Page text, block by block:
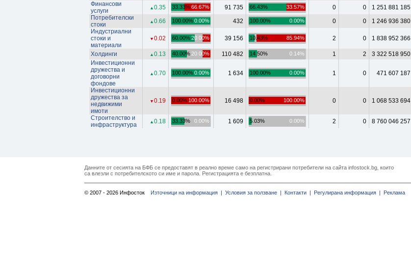
Финансови
услуги
▲ 0.35 66.67%
33.33% 91 735 33.57%
66.43% 0 0
1 251 881 185
Потребителски
стоки
▲ 0.66 0.00%
100.00% 432 0.00%
100.00% 0 0
1 246 936 380
Индустриални
стоки и
материали
▼ 0.02 20.00%
60.00% 39 156 85.94%
10.43% 2 0 1 838 952 366
Холдинги ▲ 0.13 20.00%
40.00% 110 482 0.14%
14.50% 1 2
3 322 518 950
Инвестиционни
дружества и
договорни
фондове
▲ 0.70 0.00%
100.00% 1 634 0.00%
100.00% 1 0 471 607 187
Инвестиционни
дружества за
недвижими
имоти
▼ 0.19 100.00%
0.00% 16 498 100.00%
0.00% 0 0 1 068 533 694
Строителство и
инфраструктура
▲ 0.18 0.00%
33.33% 1 609 0.00%
5.03% 2 0 8 760 046 257
Данните от сесията на БФБ се предоставят в реално време само на регистрирани потребители на сайта infostock.bg, които
са влезли с потребителското си име и парола. Регистрацията е безплатна.
© 2007 - 2026 Инфосток Източници на информация | Условия за ползване | Контакти | Регулирана информация | Реклама